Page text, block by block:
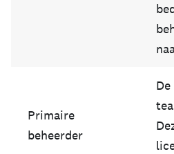
Primaire
beheerder